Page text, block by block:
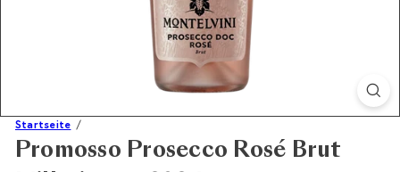
Startseite
Promosso Prosecco Rosé Brut